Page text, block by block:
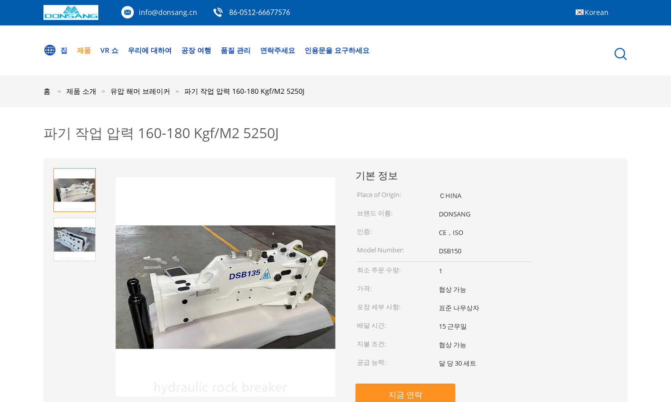
info@donsang.cn 86-0512-66677576 Korean
집 제품 VR 쇼 우리에 대하여 공장 여행 품질 관리 연락주세요 인용문을 요구하세요
홈 제품 소개 유압 해머 브레이커 파기 작업 압력 160-180 Kgf/M2 5250J
파기 작업 압력 160-180 Kgf/M2 5250J
기본 정보
Place of Origin:
ＣHINA
브랜드 이름:
DONSANG
인증:
CE，ISO
Model Number:
DSB150
최소 주문 수량:
1
가격:
협상 가능
포장 세부 사항:
표준 나무상자
배달 시간:
15 근무일
지불 조건:
협상 가능
공급 능력:
달 당 30 세트
지금 연락